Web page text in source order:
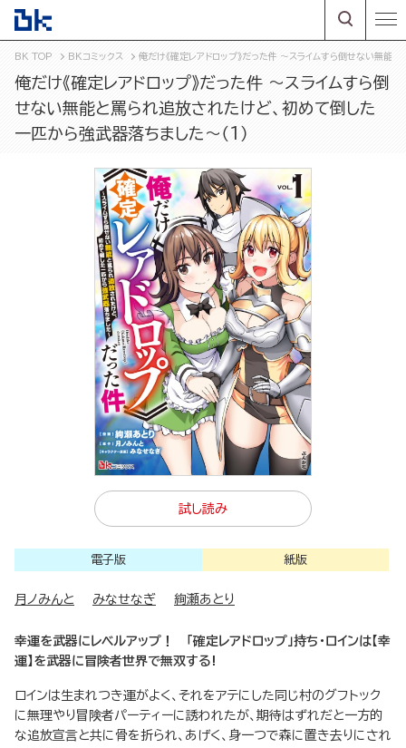
BK TOP BKコミックス 俺だけ《確定レアドロップ》だった件 ～スライムすら倒せない無能
俺だけ《確定レアドロップ》だった件 ～スライムすら倒
せない無能と罵られ追放されたけど、初めて倒した
一匹から強武器落ちました～（1）
試し読み
紙版
電子版
月ノみんと みなせなぎ 絢瀬あとり
幸運を武器にレベルアップ！ 「確定レアドロップ」持ち・ロインは【幸
運】を武器に冒険者世界で無双する!
ロインは生まれつき運がよく、それをアテにした同じ村のグフトック
に無理やり冒険者パーティーに誘われたが、期待はずれだと一方的
な追放宣言と共に骨を折られ、あげく、身一つで森に置き去りにされ